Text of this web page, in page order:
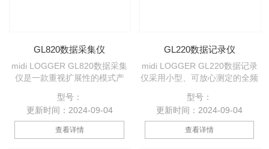
GL820数据采集仪
midi LOGGER GL820数据采集
仪是一款重视扩展性的模式产
展至200ch。除采用可放心检测
的全频道绝缘输入方式外，还可
实现电压/温度/湿度/脉冲/逻辑等
多样化输入。
型号：
更新时间：2024-09-04
查看详情
GL220数据记录仪
midi LOGGER GL220数据记录
仪采用小型、可放心测定的全频
度/湿度/脉冲/逻辑的多元输入。
根据客户要求提供多种高速电压
测定，可测定范围扩展至10ms
取样(电压范围1ch输入时)。
型号：
更新时间：2024-09-04
查看详情